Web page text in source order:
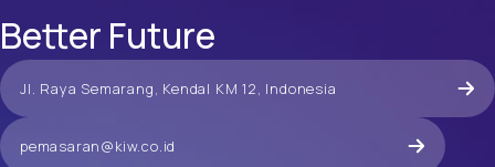
Better Future
Jl. Raya Semarang, Kendal KM 12, Indonesia
pemasaran@kiw.co.id